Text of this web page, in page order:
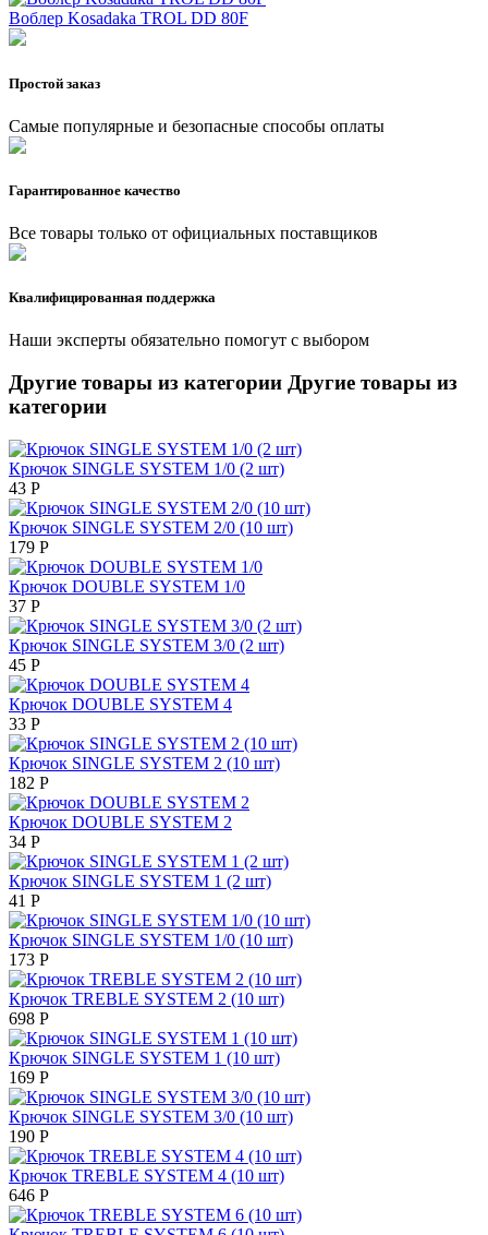
Воблер Kosadaka TROL DD 80F
Простой заказ
Самые популярные и безопасные способы оплаты
Гарантированное качество
Все товары только от официальных поставщиков
Квалифицированная поддержка
Наши эксперты обязательно помогут с выбором
Другие товары из категории Другие товары из
категории
Крючок SINGLE SYSTEM 1/0 (2 шт)
43 Р
Крючок SINGLE SYSTEM 2/0 (10 шт)
179 Р
Крючок DOUBLE SYSTEM 1/0
37 Р
Крючок SINGLE SYSTEM 3/0 (2 шт)
45 Р
Крючок DOUBLE SYSTEM 4
33 Р
Крючок SINGLE SYSTEM 2 (10 шт)
182 Р
Крючок DOUBLE SYSTEM 2
34 Р
Крючок SINGLE SYSTEM 1 (2 шт)
41 Р
Крючок SINGLE SYSTEM 1/0 (10 шт)
173 Р
Крючок TREBLE SYSTEM 2 (10 шт)
698 Р
Крючок SINGLE SYSTEM 1 (10 шт)
169 Р
Крючок SINGLE SYSTEM 3/0 (10 шт)
190 Р
Крючок TREBLE SYSTEM 4 (10 шт)
646 Р